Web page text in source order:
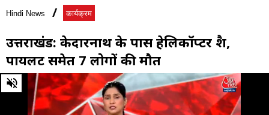
Hindi News कार्यक्रम
उत्तराखंड: केदारनाथ के पास हेलिकॉप्टर क्रैश,
पायलट समेत 7 लोगों की मौत
0
of
minutes,